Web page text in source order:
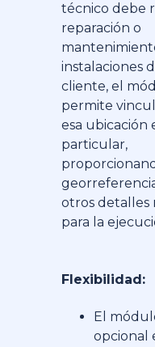
técnico debe
reparación o
instalaciones
cliente, el
permite
esa ubicación
particular,
otros detalles
para la
Flexibilidad:
El
opcional